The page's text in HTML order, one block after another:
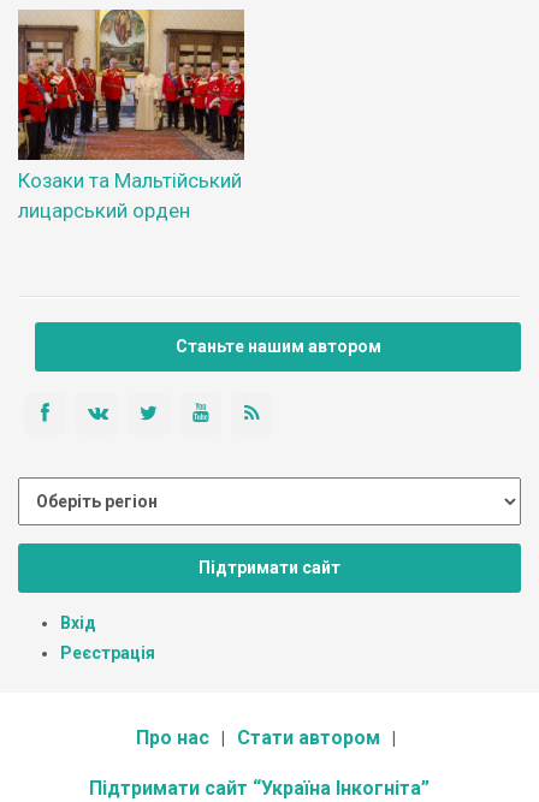
Козаки та Мальтійський
лицарський орден
Станьте нашим автором
Підтримати сайт
Вхід
Реєстрація
Про нас Стати автором
Підтримати сайт “Україна Інкогніта”